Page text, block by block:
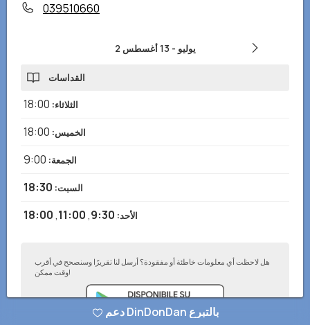
039510660
2 يوليو -13 أغسطس
القداسات
الثلاثاء:
18:00
الخميس:
18:00
الجمعة:
9:00
السبت:
18:30
الأحد:
9:30
,
11:00
,
18:00
هل لاحظت أي معلومات خاطئة أو مفقودة؟ أرسل لنا تقريرًا وسنصحح في أقرب
وقت ممكن!
دعم DinDonDan بالتبرع